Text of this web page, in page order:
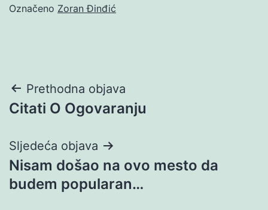
Označeno Zoran Đinđić
Navigacija
objava
Prethodna objava
Citati O Ogovaranju
Sljedeća objava
Nisam došao na ovo mesto da
budem popularan…